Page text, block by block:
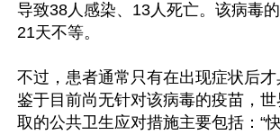
导致38人感染、13人死亡。该病毒
21天不等。
不过，患者通常只有在出现症状后才
鉴于目前尚无针对该病毒的疫苗，
取的公共卫生应对措施主要包括：“